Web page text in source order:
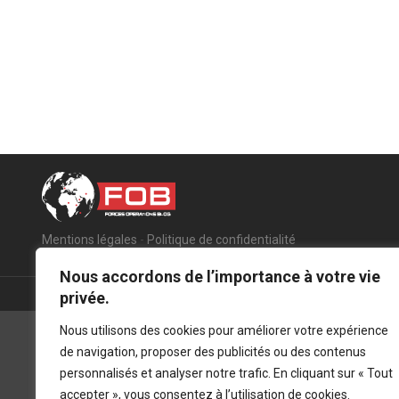
Nous accordons de l’importance à votre vie
privée.
Nous utilisons des cookies pour améliorer votre expérience
de navigation, proposer des publicités ou des contenus
personnalisés et analyser notre trafic. En cliquant sur « Tout
accepter », vous consentez à l’utilisation de cookies.
Mentions légales - Politique de confidentialité